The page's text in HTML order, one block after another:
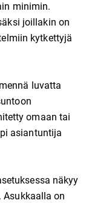
minimin.
joillakin on
kytkettyjä
luvatta
omaan tai
asiantuntija
näkyy
on